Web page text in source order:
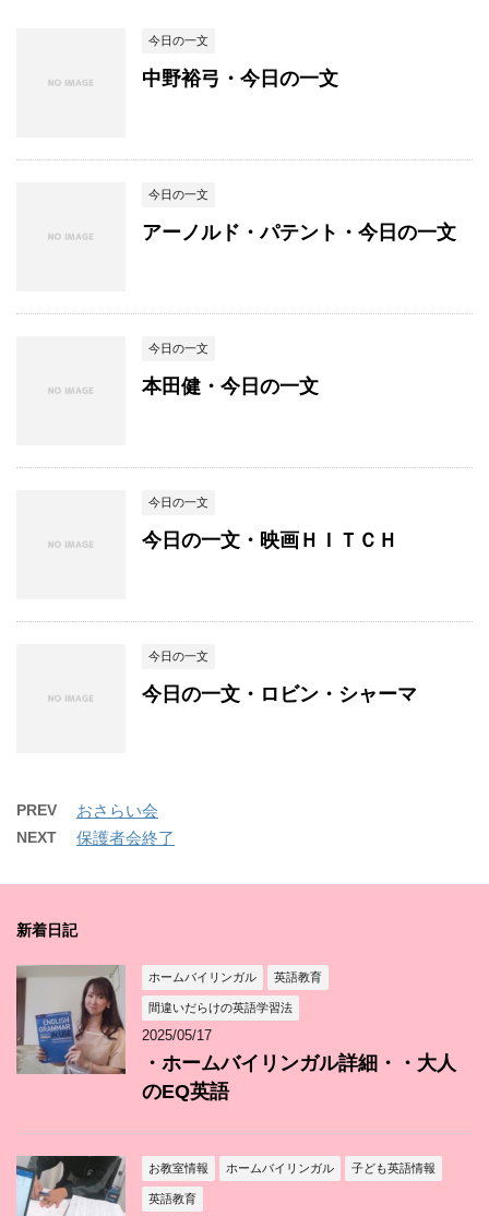
今日の一文
中野裕弓・今日の一文
今日の一文
アーノルド・パテント・今日の一文
今日の一文
本田健・今日の一文
今日の一文
今日の一文・映画ＨＩＴＣＨ
今日の一文
今日の一文・ロビン・シャーマ
PREV おさらい会
NEXT 保護者会終了
新着日記
ホームバイリンガル 英語教育
間違いだらけの英語学習法
2025/05/17
・ホームバイリンガル詳細・・大人
のEQ英語
お教室情報 ホームバイリンガル 子ども英語情報
英語教育